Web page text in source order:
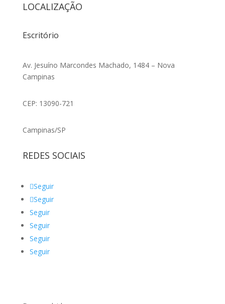
LOCALIZAÇÃO
Escritório
Av. Jesuíno Marcondes Machado, 1484 – Nova
Campinas
CEP: 13090-721
Campinas/SP
REDES SOCIAIS
Seguir
Seguir
Seguir
Seguir
Seguir
Seguir